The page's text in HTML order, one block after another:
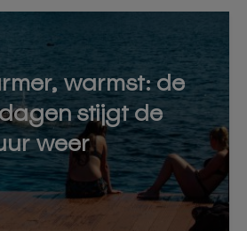
warmst: de
stijgt de
weer